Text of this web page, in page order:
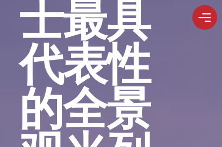
士最具
代表性
的全景